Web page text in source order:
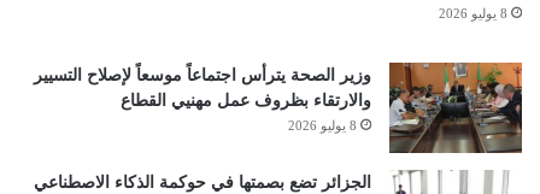
8 يوليو 2026
وزير الصحة يترأس اجتماعاً موسعاً لإصلاح التسيير
والارتقاء بظروف عمل مهنيي القطاع
8 يوليو 2026
الجزائر تضع بصمتها في حوكمة الذكاء الاصطناعي